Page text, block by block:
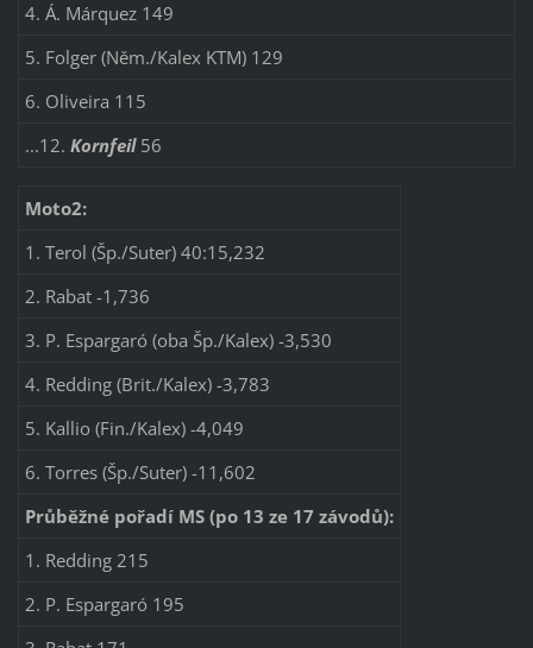
4. Á. Márquez 149
5. Folger (Něm./Kalex KTM) 129
6. Oliveira 115
...12. Kornfeil56
Moto2:
1. Terol (Šp./Suter) 40:15,232
2. Rabat -1,736
3. P. Espargaró (oba Šp./Kalex) -3,530
4. Redding (Brit./Kalex) -3,783
5. Kallio (Fin./Kalex) -4,049
6. Torres (Šp./Suter) -11,602
Průběžné pořadí MS (po 13 ze 17 závodů):
1. Redding 215
2. P. Espargaró 195